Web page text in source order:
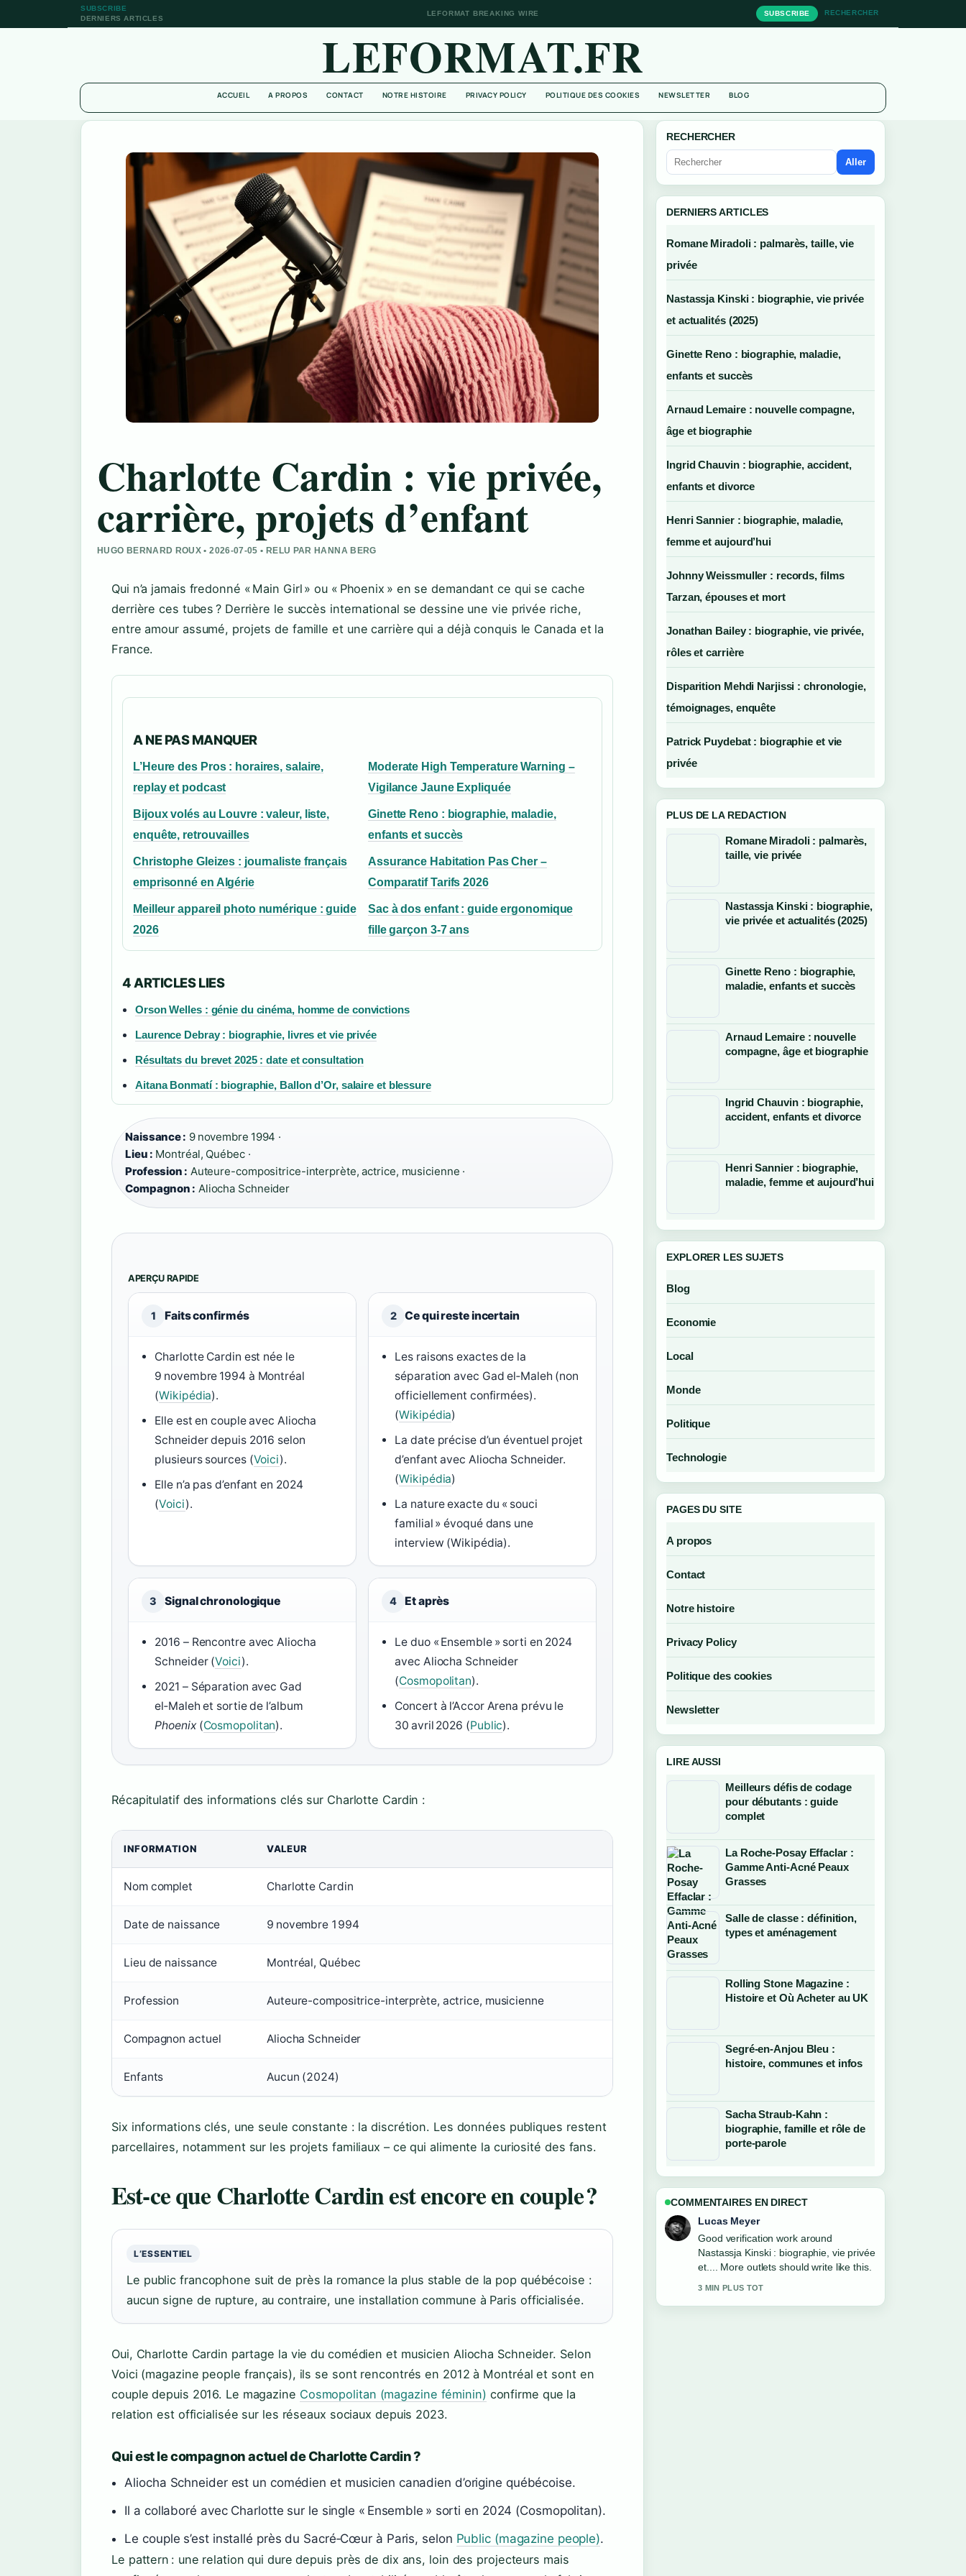
SUBSCRIBE
DERNIERS ARTICLES
LEFORMAT BREAKING WIRE SUBSCRIBE RECHERCHER
LEFORMAT.FR
ACCUEIL A PROPOS CONTACT NOTRE HISTOIRE PRIVACY POLICY POLITIQUE DES COOKIES NEWSLETTER BLOG
Charlotte Cardin : vie privée,
carrière, projets d’enfant
HUGO BERNARD ROUX • 2026-07-05 • RELU PAR HANNA BERG
Qui n’a jamais fredonné « Main Girl » ou « Phoenix » en se demandant ce qui se cache
derrière ces tubes ? Derrière le succès international se dessine une vie privée riche,
entre amour assumé, projets de famille et une carrière qui a déjà conquis le Canada et la
France.
A NE PAS MANQUER
L’Heure des Pros : horaires, salaire,
replay et podcast
Moderate High Temperature Warning –
Vigilance Jaune Expliquée
Bijoux volés au Louvre : valeur, liste,
enquête, retrouvailles
Ginette Reno : biographie, maladie,
enfants et succès
Christophe Gleizes : journaliste français
emprisonné en Algérie
Assurance Habitation Pas Cher –
Comparatif Tarifs 2026
Meilleur appareil photo numérique : guide
2026
Sac à dos enfant : guide ergonomique
fille garçon 3-7 ans
4 ARTICLES LIES
Orson Welles : génie du cinéma, homme de convictions
Laurence Debray : biographie, livres et vie privée
Résultats du brevet 2025 : date et consultation
Aitana Bonmatí : biographie, Ballon d’Or, salaire et blessure
Naissance : 9 novembre 1994 ·
Lieu : Montréal, Québec ·
Profession : Auteure-compositrice-interprète, actrice, musicienne ·
Compagnon : Aliocha Schneider
APERÇU RAPIDE
1 Faits confirmés
Charlotte Cardin est née le
9 novembre 1994 à Montréal
(Wikipédia).
Elle est en couple avec Aliocha
Schneider depuis 2016 selon
plusieurs sources (Voici).
Elle n’a pas d’enfant en 2024
(Voici).
2 Ce qui reste incertain
Les raisons exactes de la
séparation avec Gad el‑Maleh (non
officiellement confirmées).
(Wikipédia)
La date précise d’un éventuel projet
d’enfant avec Aliocha Schneider.
(Wikipédia)
La nature exacte du « souci
familial » évoqué dans une
interview (Wikipédia).
3 Signal chronologique
2016 – Rencontre avec Aliocha
Schneider (Voici).
2021 – Séparation avec Gad
el‑Maleh et sortie de l’album
Phoenix(Cosmopolitan).
4 Et après
Le duo « Ensemble » sorti en 2024
avec Aliocha Schneider
(Cosmopolitan).
Concert à l’Accor Arena prévu le
30 avril 2026 (Public).
Récapitulatif des informations clés sur Charlotte Cardin :
INFORMATION VALEUR
Nom complet Charlotte Cardin
Date de naissance 9 novembre 1994
Lieu de naissance Montréal, Québec
Profession Auteure-compositrice-interprète, actrice, musicienne
Compagnon actuel Aliocha Schneider
Enfants Aucun (2024)
Six informations clés, une seule constante : la discrétion. Les données publiques restent
parcellaires, notamment sur les projets familiaux – ce qui alimente la curiosité des fans.
Est-ce que Charlotte Cardin est encore en couple ?
L’ESSENTIEL
Le public francophone suit de près la romance la plus stable de la pop québécoise :
aucun signe de rupture, au contraire, une installation commune à Paris officialisée.
Oui, Charlotte Cardin partage la vie du comédien et musicien Aliocha Schneider. Selon
Voici (magazine people français), ils se sont rencontrés en 2012 à Montréal et sont en
couple depuis 2016. Le magazine Cosmopolitan (magazine féminin) confirme que la
relation est officialisée sur les réseaux sociaux depuis 2023.
Qui est le compagnon actuel de Charlotte Cardin ?
Aliocha Schneider est un comédien et musicien canadien d’origine québécoise.
Il a collaboré avec Charlotte sur le single « Ensemble » sorti en 2024 (Cosmopolitan).
Le couple s’est installé près du Sacré‑Cœur à Paris, selon Public (magazine people).
Le pattern : une relation qui dure depuis près de dix ans, loin des projecteurs mais
RECHERCHER
Aller
DERNIERS ARTICLES
Romane Miradoli : palmarès, taille, vie
privée
Nastassja Kinski : biographie, vie privée
et actualités (2025)
Ginette Reno : biographie, maladie,
enfants et succès
Arnaud Lemaire : nouvelle compagne,
âge et biographie
Ingrid Chauvin : biographie, accident,
enfants et divorce
Henri Sannier : biographie, maladie,
femme et aujourd’hui
Johnny Weissmuller : records, films
Tarzan, épouses et mort
Jonathan Bailey : biographie, vie privée,
rôles et carrière
Disparition Mehdi Narjissi : chronologie,
témoignages, enquête
Patrick Puydebat : biographie et vie
privée
PLUS DE LA REDACTION
Romane Miradoli : palmarès,
taille, vie privée
Nastassja Kinski : biographie,
vie privée et actualités (2025)
Ginette Reno : biographie,
maladie, enfants et succès
Arnaud Lemaire : nouvelle
compagne, âge et biographie
Ingrid Chauvin : biographie,
accident, enfants et divorce
Henri Sannier : biographie,
maladie, femme et aujourd’hui
EXPLORER LES SUJETS
Blog
Economie
Local
Monde
Politique
Technologie
PAGES DU SITE
A propos
Contact
Notre histoire
Privacy Policy
Politique des cookies
Newsletter
LIRE AUSSI
Meilleurs défis de codage
pour débutants : guide
complet
La Roche-Posay Effaclar :
Gamme Anti-Acné Peaux
Grasses
Salle de classe : définition,
types et aménagement
Rolling Stone Magazine :
Histoire et Où Acheter au UK
Segré-en-Anjou Bleu :
histoire, communes et infos
Sacha Straub-Kahn :
biographie, famille et rôle de
porte-parole
COMMENTAIRES EN DIRECT
Farah Nordin
Strong breakdown on Ginette Reno :
biographie, maladie, enfants et.... This
is the clearest summary I have seen